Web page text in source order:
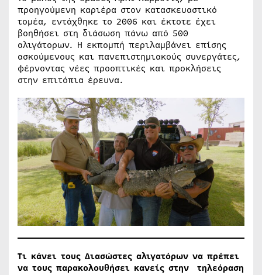
προηγούμενη καριέρα στον κατασκευαστικό
τομέα, εντάχθηκε το 2006 και έκτοτε έχει
βοηθήσει στη διάσωση πάνω από 500
αλιγάτορων. Η εκπομπή περιλαμβάνει επίσης
ασκούμενους και πανεπιστημιακούς συνεργάτες,
φέρνοντας νέες προοπτικές και προκλήσεις
στην επιτόπια έρευνα.
Τι κάνει τους Διασώστες αλιγατόρων να πρέπει
να τους παρακολουθήσει κανείς στην τηλεόραση